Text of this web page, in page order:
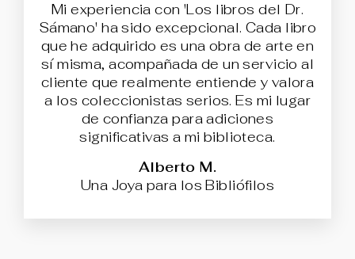
Mi experiencia con 'Los libros del Dr.
Sámano' ha sido excepcional. Cada libro
que he adquirido es una obra de arte en
sí misma, acompañada de un servicio al
cliente que realmente entiende y valora
a los coleccionistas serios. Es mi lugar
de confianza para adiciones
significativas a mi biblioteca.
Alberto M.
Una Joya para los Bibliófilos